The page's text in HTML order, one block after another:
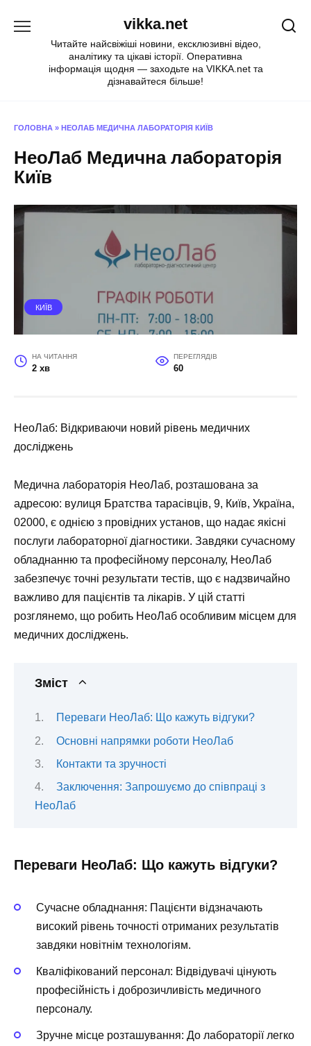
vikka.net
Читайте найсвіжіші новини, ексклюзивні відео,
аналітику та цікаві історії. Оперативна
інформація щодня — заходьте на VIKKA.net та
дізнавайтеся більше!
ГОЛОВНА » НЕОЛАБ МЕДИЧНА ЛАБОРАТОРІЯ КИЇВ
НеоЛаб Медична лабораторія
Київ
КИЇВ
НА ЧИТАННЯ
2 хв
ПЕРЕГЛЯДІВ
60
НеоЛаб: Відкриваючи новий рівень медичних
досліджень
Медична лабораторія НеоЛаб, розташована за
адресою: вулиця Братства тарасівців, 9, Київ, Україна,
02000, є однією з провідних установ, що надає якісні
послуги лабораторної діагностики. Завдяки сучасному
обладнанню та професійному персоналу, НеоЛаб
забезпечує точні результати тестів, що є надзвичайно
важливо для пацієнтів та лікарів. У цій статті
розглянемо, що робить НеоЛаб особливим місцем для
медичних досліджень.
Зміст
Переваги НеоЛаб: Що кажуть відгуки?
Основні напрямки роботи НеоЛаб
Контакти та зручності
Заключення: Запрошуємо до співпраці з
НеоЛаб
Переваги НеоЛаб: Що кажуть відгуки?
Сучасне обладнання: Пацієнти відзначають
високий рівень точності отриманих результатів
завдяки новітнім технологіям.
Кваліфікований персонал: Відвідувачі цінують
професійність і доброзичливість медичного
персоналу.
Зручне місце розташування: До лабораторії легко